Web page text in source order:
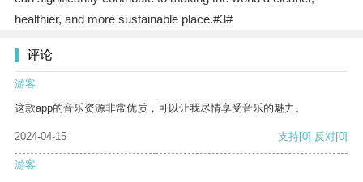
healthier, and more sustainable place.#3#
评论
游客
这款app的音乐资源非常优质，可以让我尽情享受音乐的魅力。
2024-04-15 支持[0] 反对[0]
游客